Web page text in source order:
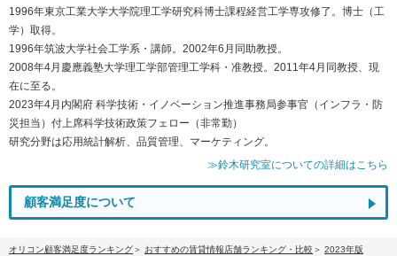
1996年東京工業大学大学院理工学研究科博士課程経営工学専攻修了。博士（工
学）取得。
1996年筑波大学社会工学系・講師。2002年6月同助教授。
2008年4月慶應義塾大学理工学部管理工学科・准教授。2011年4月同教授、現
在に至る。
2023年4月内閣府 科学技術・イノベーション推進事務局参事官（インフラ・防
災担当）付上席科学技術政策フェロー（非常勤）
研究分野は応用統計解析、品質管理、マーケティング。
≫鈴木研究室についての詳細はこちら
顧客満足度について
オリコン顧客満足度ランキング おすすめの賃貸情報店舗ランキング・比較
2023年版